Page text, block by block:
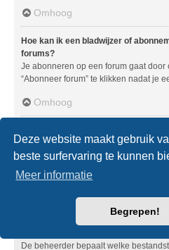
Deze website maakt gebruik
beste surfervaring te kunnen
Meer informatie
Begrepen!
Omhoog
Hoe kan ik een bladwijzer of
forums?
Je abonneren op een forum gaat
“Abonneer forum” te klikken nadat je
Omhoog
Om je abonnement op te zeggen, ga
klik je op de hier voor dienende links.
Omhoog
De beheerder bepaalt welke